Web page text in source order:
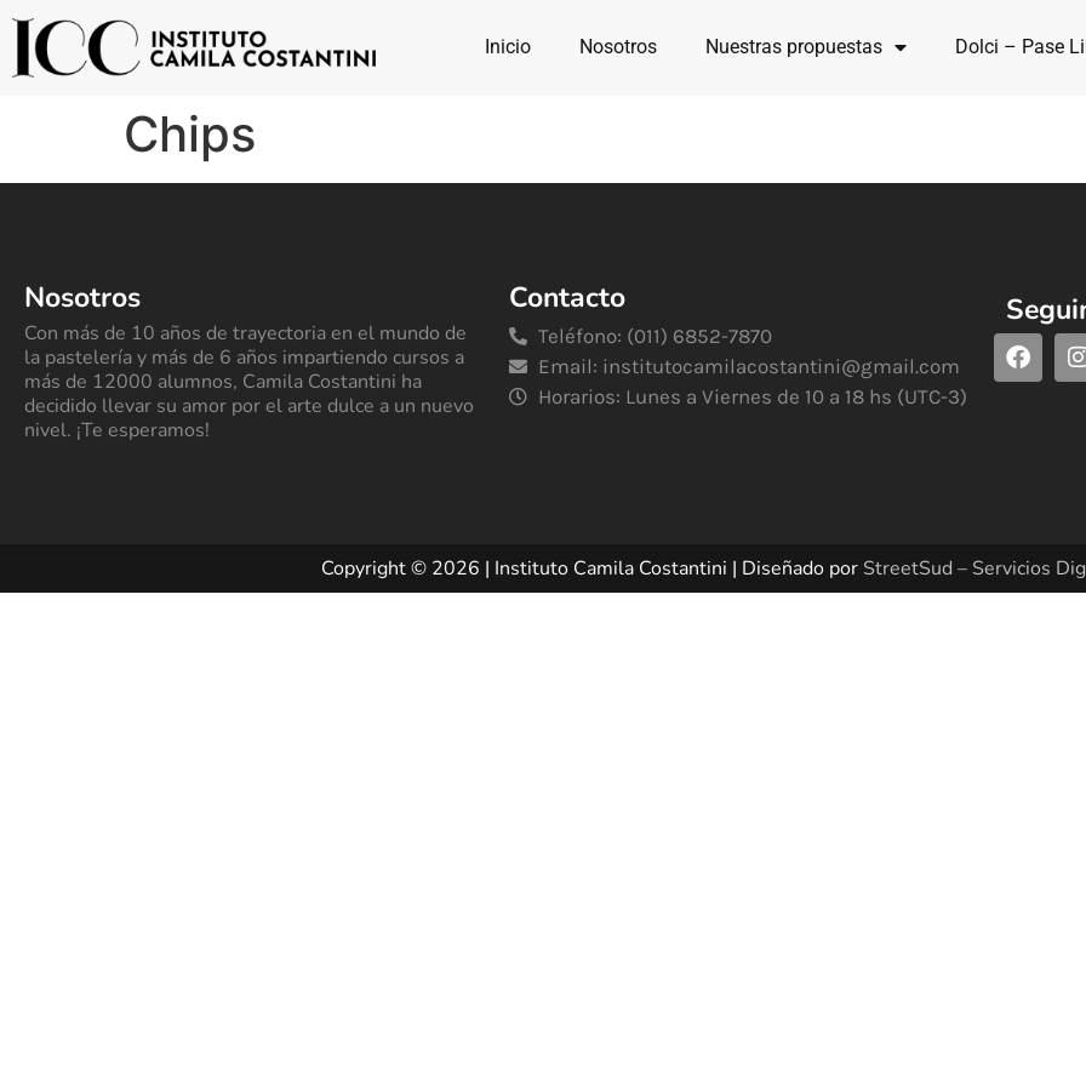
Inicio Nosotros Nuestras propuestas Dolci – Pase
Chips
Nosotros
Con más de 10 años de trayectoria en el mundo de
la pastelería y más de 6 años impartiendo cursos a
más de 12000 alumnos, Camila Costantini ha
decidido llevar su amor por el arte dulce a un nuevo
nivel. ¡Te esperamos!
Contacto
Teléfono: (011) 6852-7870
Email: institutocamilacostantini@gmail.com
Horarios: Lunes a Viernes de 10 a 18 hs (UTC-3)
Copyright © 2026 | Instituto Camila Costantini | Diseñado por StreetSud – Servicios